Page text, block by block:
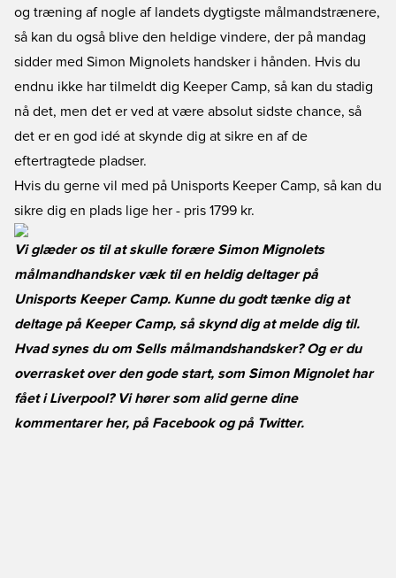
og træning af nogle af landets dygtigste målmandstrænere,
så kan du også blive den heldige vindere, der på mandag
sidder med Simon Mignolets handsker i hånden. Hvis du
endnu ikke har tilmeldt dig Keeper Camp, så kan du stadig
nå det, men det er ved at være absolut sidste chance, så
det er en god idé at skynde dig at sikre en af de
eftertragtede pladser.
Hvis du gerne vil med på Unisports Keeper Camp, så kan du
sikre dig en plads lige her - pris 1799 kr.
Vi glæder os til at skulle forære Simon Mignolets
målmandhandsker væk til en heldig deltager på
Unisports Keeper Camp. Kunne du godt tænke dig at
deltage på Keeper Camp, så skynd dig at melde dig til.
Hvad synes du om Sells målmandshandsker? Og er du
overrasket over den gode start, som Simon Mignolet har
fået i Liverpool? Vi hører som alid gerne dine
kommentarer her, på Facebookog på Twitter.